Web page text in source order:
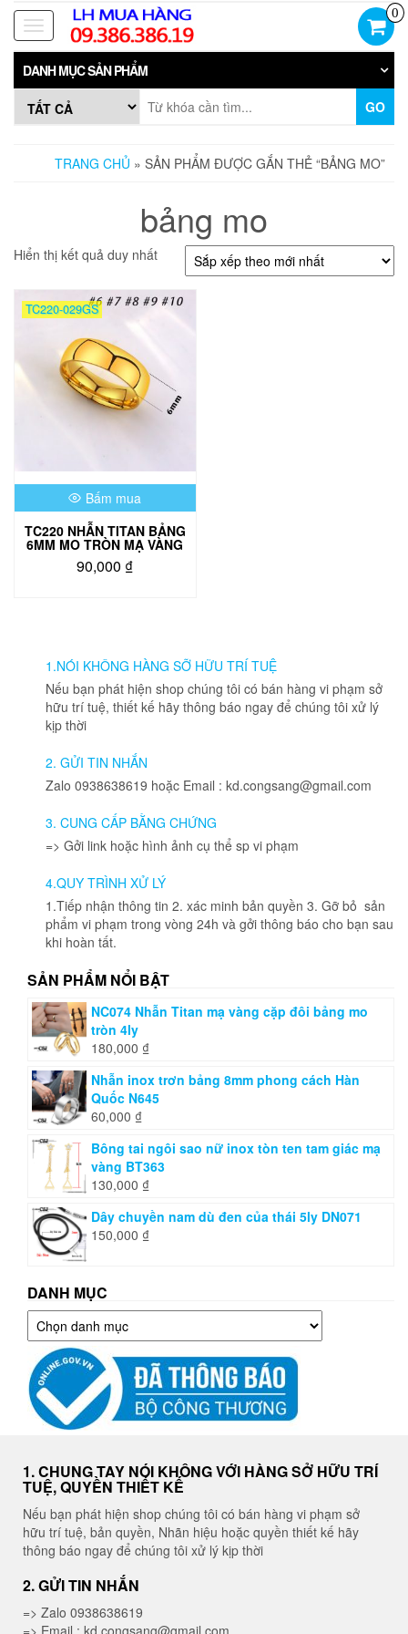
Skip
the
content
Toggle
navigation
0
DANH MỤC SẢN PHẨM
GO
TRANG CHỦ » SẢN PHẨM ĐƯỢC GẮN THẺ “BẢNG MO”
bảng mo
Hiển thị kết quả duy nhất
TC220-029GS
Bấm mua
TC220 NHẪN TITAN BẢNG
6MM MO TRÒN MẠ VÀNG
90,000 ₫
1.NÓI KHÔNG HÀNG SỠ HỮU TRÍ TUỆ
Nếu bạn phát hiện shop chúng tôi có bán hàng vi phạm sở
hữu trí tuệ, thiết kế hãy thông báo ngay để chúng tôi xử lý
kịp thời
2. GỬI TIN NHẮN
Zalo 0938638619 hoặc Email : kd.congsang@gmail.com
3. CUNG CẤP BẰNG CHỨNG
=> Gởi link hoặc hình ảnh cụ thể sp vi phạm
4.QUY TRÌNH XỬ LÝ
1.Tiếp nhận thông tin 2. xác minh bản quyền 3. Gỡ bỏ sản
phẩm vi phạm trong vòng 24h và gởi thông báo cho bạn sau
khi hoàn tất.
SẢN PHẨM NỔI BẬT
NC074 Nhẫn Titan mạ vàng cặp đôi bảng mo
tròn 4ly
180,000 ₫
Nhẫn inox trơn bảng 8mm phong cách Hàn
Quốc N645
60,000 ₫
Bông tai ngôi sao nữ inox tòn ten tam giác mạ
vàng BT363
130,000 ₫
Dây chuyền nam dù đen của thái 5ly DN071
150,000 ₫
DANH MỤC
Danh
mục
1. CHUNG TAY NÓI KHÔNG VỚI HÀNG SỞ HỮU TRÍ
TUỆ, QUYỀN THIẾT KẾ
Nếu bạn phát hiện shop chúng tôi có bán hàng vi phạm sở
hữu trí tuệ, bản quyền, Nhãn hiệu hoặc quyền thiết kế hãy
thông báo ngay để chúng tôi xử lý kịp thời
2. GỬI TIN NHẮN
=> Zalo 0938638619
=> Email : kd.congsang@gmail.com